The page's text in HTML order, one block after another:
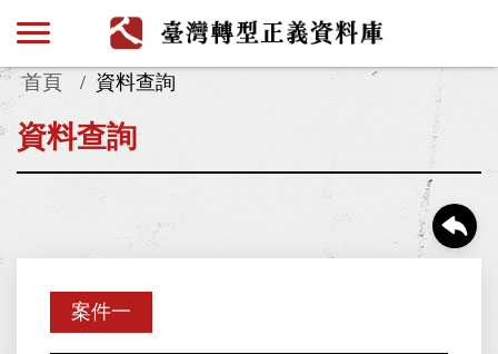
首頁 資料查詢
資料查詢
案件一